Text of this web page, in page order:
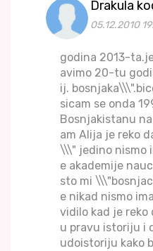
Drakula
05.12.2010
godina 2013-
avimo 20-tu
ij.
sicam se onda
Bosnjakistanu
am Alija je reko
\\\" jedino nismo
e akademije
sto mi
e nikad nismo
vidilo kad je reko
u pravu istoriju i
udoistoriju kako